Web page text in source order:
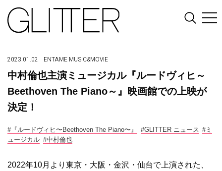
2023.01.02 ENTAME MUSIC&MOVIE
中村倫也主演ミュージカル『ルードヴィヒ～
Beethoven The Piano～』映画館での上映が
決定！
#『ルードヴィヒ〜Beethoven The Piano〜』 #GLITTER ニュース #ミ
ュージカル #中村倫也
2022年10月より東京・大阪・金沢・仙台で上演された、